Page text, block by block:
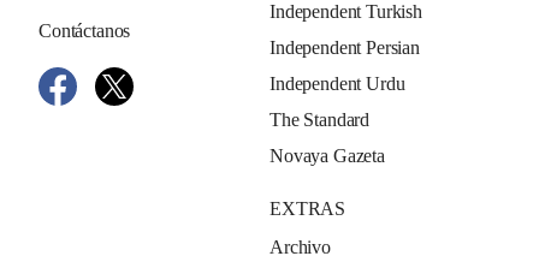
Contáctanos
Independent Turkish
Independent Persian
Independent Urdu
The Standard
Novaya Gazeta
EXTRAS
Archivo